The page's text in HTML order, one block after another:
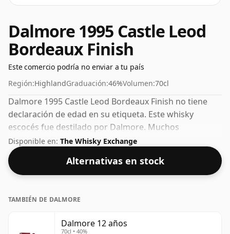
Dalmore 1995 Castle Leod
Bordeaux Finish
Este comercio podría no enviar a tu país
Región:HighlandGraduación:46%Volumen:70cl
Dalmore 1995 Castle Leod Bordeaux Finish no tiene
declaración de edad en su etiqueta. Este whisky
escocés fue destilado por Dalmore. Muchos
consideran que el 46% es un buen ABV para
experimentar la "sensación en boca" y el sabor pleno
del whisky.
Disponible en: The Whisky Exchange
Alternativas en stock
TAMBIÉN DE DALMORE
Dalmore 12 años
70cl • 40%